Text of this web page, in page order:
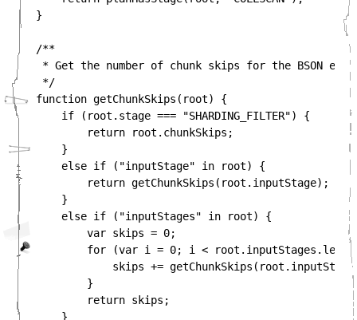
}
/**
* Get the number of chunk skips for the BSON
*/
function getChunkSkips(root) {
    if (root.stage === "SHARDING_FILTER") {
        return root.chunkSkips;
    }
    else if ("inputStage" in root) {
        return getChunkSkips(root.inputStage);
    }
    else if ("inputStages" in root) {
        var skips = 0;
for (var i = 0; i <
skips +=
        }
        return skips;